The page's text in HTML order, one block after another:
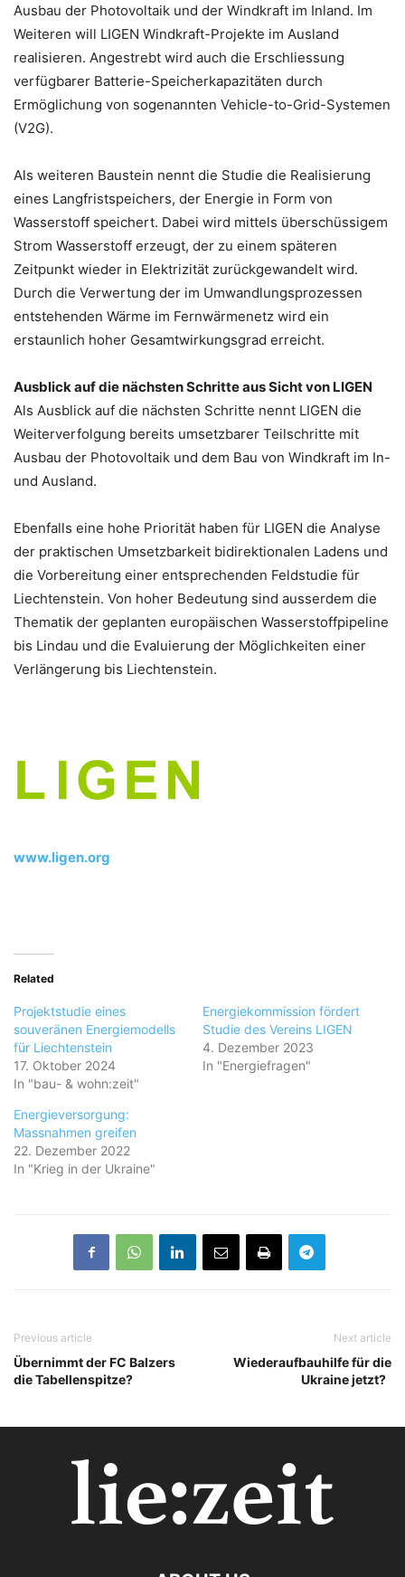
Ausbau der Photovoltaik und der Windkraft im Inland. Im
Weiteren will LIGEN Windkraft-Projekte im Ausland
realisieren. Angestrebt wird auch die Erschliessung
verfügbarer Batterie-Speicherkapazitäten durch
Ermöglichung von sogenannten Vehicle-to-Grid-Systemen
(V2G).
Als weiteren Baustein nennt die Studie die Realisierung
eines Langfristspeichers, der Energie in Form von
Wasserstoff speichert. Dabei wird mittels überschüssigem
Strom Wasserstoff erzeugt, der zu einem späteren
Zeitpunkt wieder in Elektrizität zurückgewandelt wird.
Durch die Verwertung der im Umwandlungsprozessen
entstehenden Wärme im Fernwärmenetz wird ein
erstaunlich hoher Gesamtwirkungsgrad erreicht.
Ausblick auf die nächsten Schritte aus Sicht von LIGEN
Als Ausblick auf die nächsten Schritte nennt LIGEN die
Weiterverfolgung bereits umsetzbarer Teilschritte mit
Ausbau der Photovoltaik und dem Bau von Windkraft im In-
und Ausland.
Ebenfalls eine hohe Priorität haben für LIGEN die Analyse
der praktischen Umsetzbarkeit bidirektionalen Ladens und
die Vorbereitung einer entsprechenden Feldstudie für
Liechtenstein. Von hoher Bedeutung sind ausserdem die
Thematik der geplanten europäischen Wasserstoffpipeline
bis Lindau und die Evaluierung der Möglichkeiten einer
Verlängerung bis Liechtenstein.
www.ligen.org
Related
Projektstudie eines
souveränen Energiemodells
für Liechtenstein
17. Oktober 2024
In "bau- & wohn:zeit"
Energiekommission fördert
Studie des Vereins LIGEN
4. Dezember 2023
In "Energiefragen"
Energieversorgung:
Massnahmen greifen
22. Dezember 2022
In "Krieg in der Ukraine"
Previous article
Übernimmt der FC Balzers
die Tabellenspitze?
Next article
Wiederaufbauhilfe für die
Ukraine jetzt?